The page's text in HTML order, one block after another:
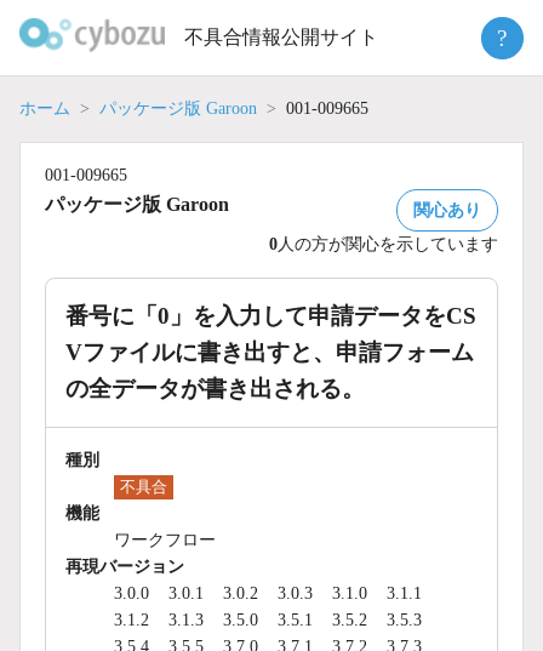
不具合情報公開サイト ?
ホーム パッケージ版 Garoon 001-009665
001-009665
パッケージ版 Garoon
関心あり
0 人の方が関心を示しています
番号に「0」を入力して申請データをCS
Vファイルに書き出すと、申請フォーム
の全データが書き出される。
種別
不具合
機能
ワークフロー
再現バージョン
3.0.0
3.0.1 3.0.2 3.0.3 3.1.0
3.1.1
3.1.2
3.1.3 3.5.0 3.5.1 3.5.2
3.5.3
3.5.4
3.5.5 3.7.0 3.7.1 3.7.2
3.7.3